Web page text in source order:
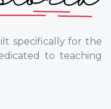
specifically for the
to teaching